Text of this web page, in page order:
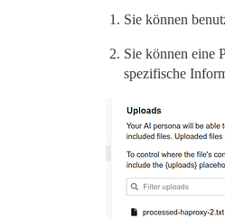
Sie können
Sie können eine
spezifische